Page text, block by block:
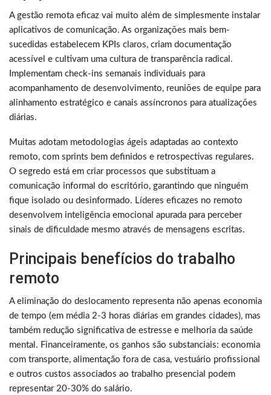
A gestão remota eficaz vai muito além de simplesmente instalar
aplicativos de comunicação. As organizações mais bem-
sucedidas estabelecem KPIs claros, criam documentação
acessível e cultivam uma cultura de transparência radical.
Implementam check-ins semanais individuais para
acompanhamento de desenvolvimento, reuniões de equipe para
alinhamento estratégico e canais assíncronos para atualizações
diárias.
Muitas adotam metodologias ágeis adaptadas ao contexto
remoto, com sprints bem definidos e retrospectivas regulares.
O segredo está em criar processos que substituam a
comunicação informal do escritório, garantindo que ninguém
fique isolado ou desinformado. Líderes eficazes no remoto
desenvolvem inteligência emocional apurada para perceber
sinais de dificuldade mesmo através de mensagens escritas.
Principais benefícios do trabalho
remoto
A eliminação do deslocamento representa não apenas economia
de tempo (em média 2-3 horas diárias em grandes cidades), mas
também redução significativa de estresse e melhoria da saúde
mental. Financeiramente, os ganhos são substanciais: economia
com transporte, alimentação fora de casa, vestuário profissional
e outros custos associados ao trabalho presencial podem
representar 20-30% do salário.